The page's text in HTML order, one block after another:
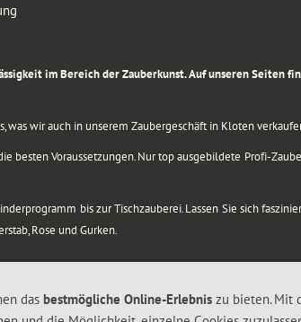
im Bereich der Zauberkunst. Auf unseren Seiten
was wir auch in unserem Zaubergeschäft in Kloten
Voraussetzungen. Nur top ausgebildete Profi-
bis zur Tischzauberei. Lassen Sie sich
Rose und Gurken.
das bestmögliche Online-Erlebnis zu bieten. Mit